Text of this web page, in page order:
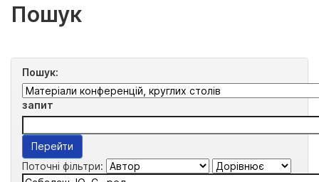
Пошук
Пошук:
запит
Поточні фільтри: